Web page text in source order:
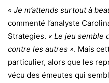
« Je m’attends surtout à
commenté l’analyste
Strategies. « Le jeu semble
contre les autres ». Mais
particulier, alors que les
vécu des émeutes qui